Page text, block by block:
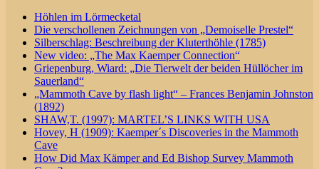
Höhlen im Lörmecketal
Die verschollenen Zeichnungen von „Demoiselle Prestel“
Silberschlag: Beschreibung der Kluterthöhle (1785)
New video: „The Max Kaemper Connection“
Griepenburg, Wiard: „Die Tierwelt der beiden Hüllöcher im
Sauerland“
„Mammoth Cave by flash light“ – Frances Benjamin Johnston
(1892)
SHAW,T. (1997): MARTEL’S LINKS WITH USA
Hovey, H (1909): Kaemper´s Discoveries in the Mammoth
Cave
How Did Max Kämper and Ed Bishop Survey Mammoth